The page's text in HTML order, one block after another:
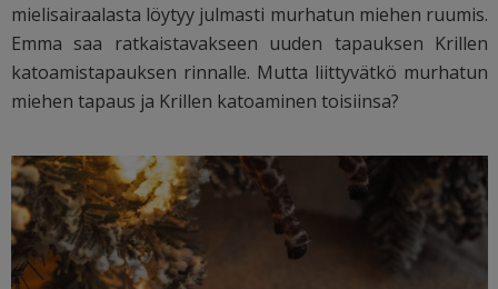
mielisairaalasta löytyy julmasti murhatun miehen ruumis.
Emma saa ratkaistavakseen uuden tapauksen Krillen
katoamistapauksen rinnalle. Mutta liittyvätkö murhatun
miehen tapaus ja Krillen katoaminen toisiinsa?